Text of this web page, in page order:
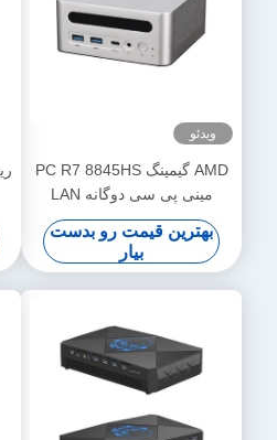
ویدئو
AMD گیمینگ PC R7 8845HS
مینی پی سی دوگانه LAN
دوگانه DDR5 و USB 40
بهترین قیمت رو بدست
بیار